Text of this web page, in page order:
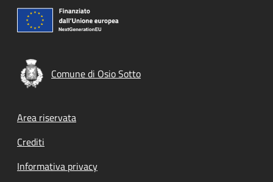
Comune di Osio Sotto
Footer menu
Area riservata
Crediti
Informativa privacy